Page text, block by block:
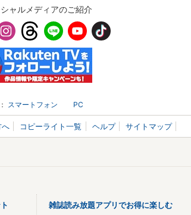
ャルメディアのご紹介
スマートフォン PC
へ コピーライト一覧 ヘルプ サイトマップ
雑誌読み放題アプリでお得に楽しむ